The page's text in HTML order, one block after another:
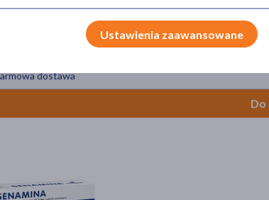
Senocalm Melatonina, spray, 30 ml
dostawa
Do
Ustawienia zaawansowane